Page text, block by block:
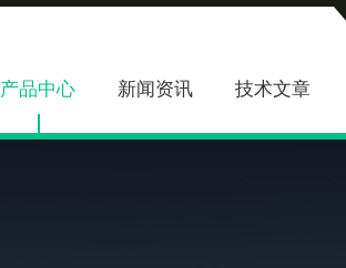
产品中心 新闻资讯 技术文章